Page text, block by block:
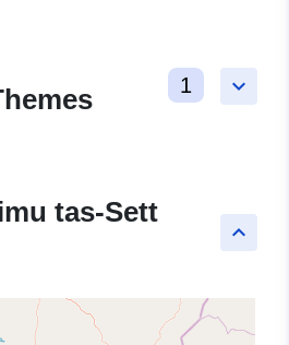
keyboard_arrow_down
1
keyboard_arrow_up
tas-Sett